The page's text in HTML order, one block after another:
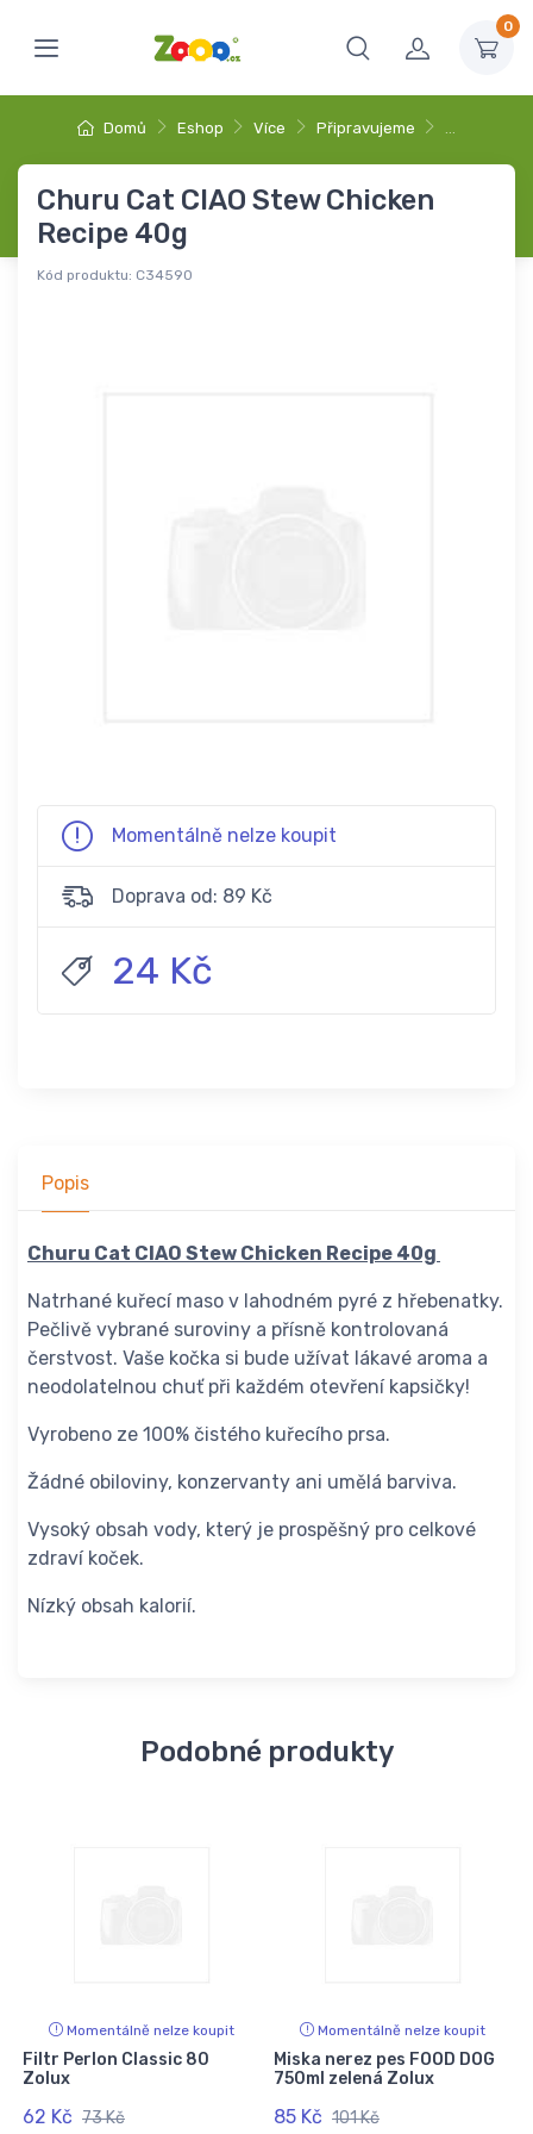
0
Domů Eshop Více Připravujeme …
Churu Cat CIAO Stew Chicken
Recipe 40g
Kód produktu: C34590
Momentálně nelze koupit
Doprava od: 89 Kč
24 Kč
Popis
Churu Cat CIAO Stew Chicken Recipe 40g
Natrhané kuřecí maso v lahodném pyré z hřebenatky.
Pečlivě vybrané suroviny a přísně kontrolovaná
čerstvost. Vaše kočka si bude užívat lákavé aroma a
neodolatelnou chuť při každém otevření kapsičky!
Vyrobeno ze 100% čistého kuřecího prsa.
Žádné obiloviny, konzervanty ani umělá barviva.
Vysoký obsah vody, který je prospěšný pro celkové
zdraví koček.
Nízký obsah kalorií.
Podobné produkty
Momentálně nelze koupit
Filtr Perlon Classic 80
Zolux
62 Kč 73 Kč
Momentálně nelze koupit
Miska nerez pes FOOD DOG
750ml zelená Zolux
85 Kč 101 Kč